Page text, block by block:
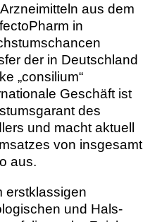
aus dem
in
der in Deutschland
„consilium“
Geschäft ist
des
und macht aktuell
von insgesamt
aus.
erstklassigen
und Hals-